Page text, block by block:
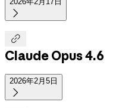


Claude Opus 4.6
2026年2月5日
